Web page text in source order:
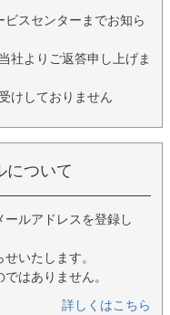
ビスセンターまでお知ら
社よりご返答申し上げま
けしておりません
について
ールアドレスを登録し
いたします。
はありません。
詳しくはこちら